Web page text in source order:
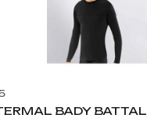
BADY BATTAL